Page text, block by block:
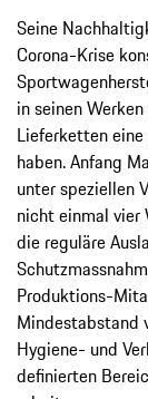
Seine
Corona-Krise
in seinen
Lieferketten
haben. Anfang
unter speziellen
nicht einmal vier
die reguläre
Produktions-
Mindestabstand
Hygiene- und
definierten